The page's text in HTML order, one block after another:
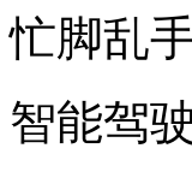
忙脚乱手
智能驾驶